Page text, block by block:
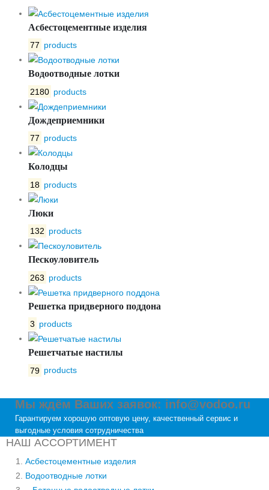
Асбестоцементные изделия
77 products
Водоотводные лотки
2180 products
Дождеприемники
77 products
Колодцы
18 products
Люки
132 products
Пескоуловитель
263 products
Решетка придверного поддона
3 products
Решетчатые настилы
79 products
Мы ждём Ваших заявок: info@vodoo.ru
Гарантируем хорошую оптовую цену, качественный сервис и
выгодные условия сотрудничества
НАШ АССОРТИМЕНТ
Асбестоцементные изделия
Водоотводные лотки